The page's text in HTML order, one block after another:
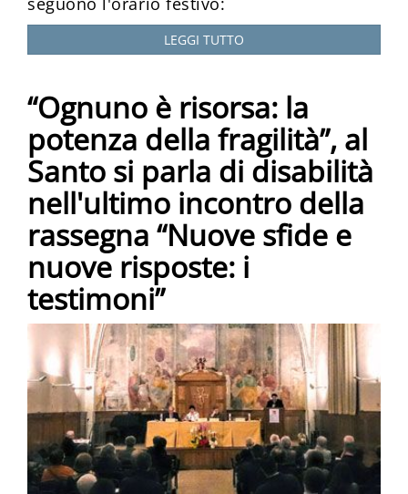
LEGGI TUTTO
“Ognuno è risorsa: la
potenza della fragilità”, al
Santo si parla di disabilità
nell'ultimo incontro della
rassegna “Nuove sfide e
nuove risposte: i
testimoni”